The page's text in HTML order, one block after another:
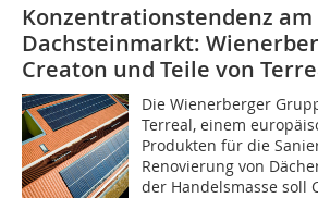
Konzentrationstendenz
Dachsteinmarkt:
Creaton und Teile von
Die Wienerberger
Terreal, einem
Produkten für die
Renovierung von
der Handelsmasse soll